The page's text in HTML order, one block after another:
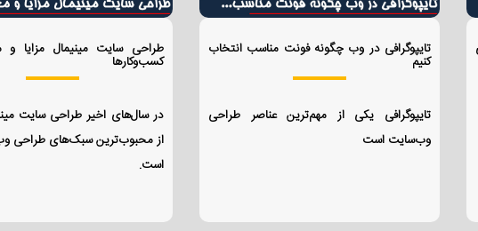
طراحی سایت مینیمال مزایا و
کسب‌وکارها
در سال‌های اخیر طراحی سایت
از محبوب‌ترین سبک‌های طراحی
است.
تایپوگرافی در وب چگونه فونت مناسب انتخاب
کنیم
تایپوگرافی یکی از مهم‌ترین عناصر طراحی
وب‌سایت است